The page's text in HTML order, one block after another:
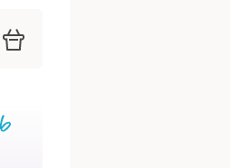
Mein Babyclub
Warenkorb